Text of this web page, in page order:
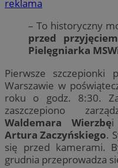
reklama
– To historyczny
przed
Pielęgniarka
Pierwsze szczepionki
Warszawie w
roku o godz. 8:30.
zaszczepiono
Waldemara Wierzbęi
Artura Zaczyńskiego.
się przed kamerami.
grudnia przeprowadza